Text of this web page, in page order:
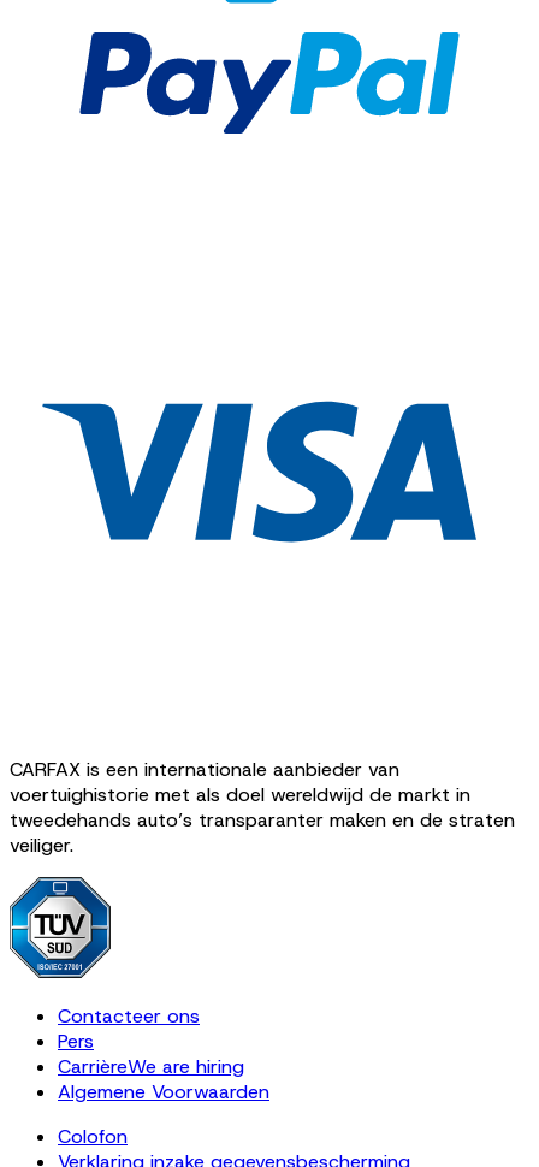
CARFAX is een internationale aanbieder van
voertuighistorie met als doel wereldwijd de markt in
tweedehands auto’s transparanter maken en de straten
veiliger.
Contacteer ons
Pers
CarrièreWe are hiring
Algemene Voorwaarden
Colofon
Verklaring inzake gegevensbescherming